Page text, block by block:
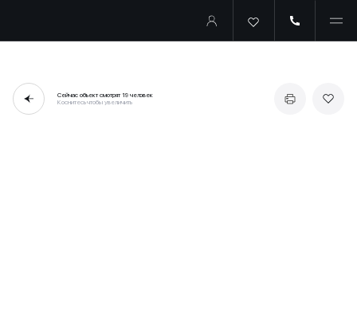
Сейчас объект смотрят19 человек
Коснитесь чтобы увеличить